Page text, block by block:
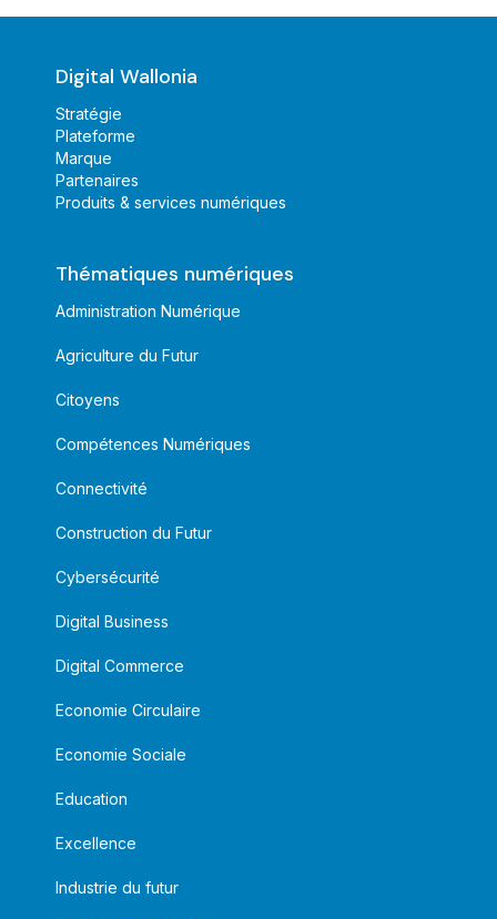
Digital Wallonia
Stratégie
Plateforme
Marque
Partenaires
Produits & services numériques
Thématiques numériques
Administration Numérique
Agriculture du Futur
Citoyens
Compétences Numériques
Connectivité
Construction du Futur
Cybersécurité
Digital Business
Digital Commerce
Economie Circulaire
Economie Sociale
Education
Excellence
Industrie du futur